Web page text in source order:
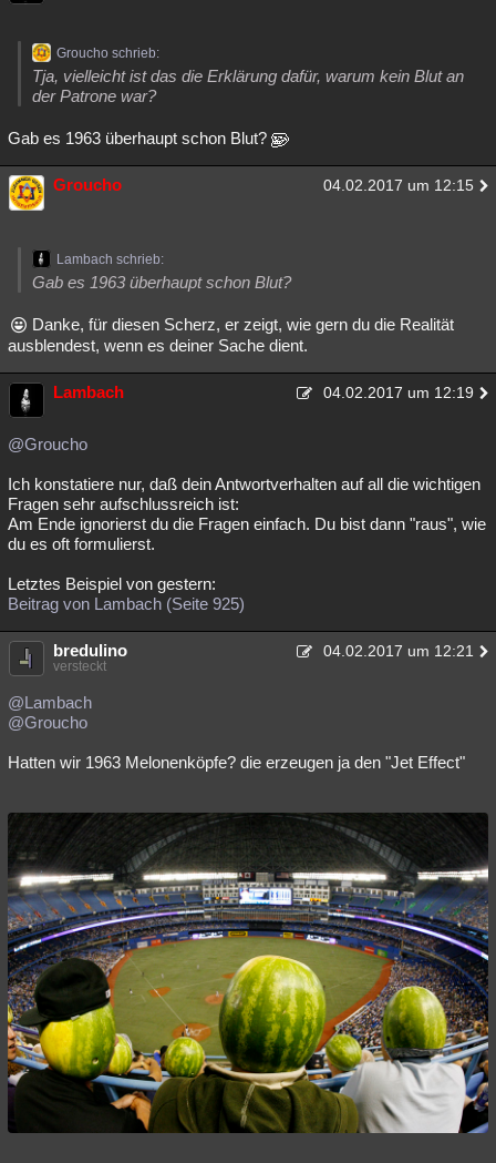
Groucho schrieb:
Tja, vielleicht ist das die Erklärung dafür, warum kein Blut an
der Patrone war?
Gab es 1963 überhaupt schon Blut?
Groucho 04.02.2017 um 12:15
Lambach schrieb:
Gab es 1963 überhaupt schon Blut?
Danke, für diesen Scherz, er zeigt, wie gern du die Realität
ausblendest, wenn es deiner Sache dient.
Lambach 04.02.2017 um 12:19
@Groucho
Ich konstatiere nur, daß dein Antwortverhalten auf all die wichtigen
Fragen sehr aufschlussreich ist:
Am Ende ignorierst du die Fragen einfach. Du bist dann "raus", wie
du es oft formulierst.
Letztes Beispiel von gestern:
Beitrag von Lambach (Seite 925)
bredulino 04.02.2017 um 12:21
versteckt
@Lambach
@Groucho
Hatten wir 1963 Melonenköpfe? die erzeugen ja den "Jet Effect"